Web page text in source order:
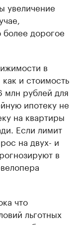
увеличение
более дорогое
в
и стоимость
рублей для
ипотеку не
на квартиры
Если лимит
на двух- и
в
что
льготных